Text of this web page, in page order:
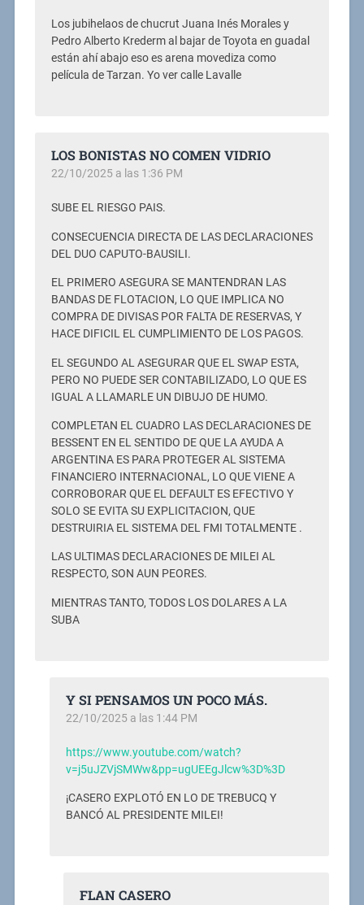
Los jubihelaos de chucrut Juana Inés Morales y
Pedro Alberto Krederm al bajar de Toyota en guadal
están ahí abajo eso es arena movediza como
película de Tarzan. Yo ver calle Lavalle
LOS BONISTAS NO COMEN VIDRIO
22/10/2025 a las 1:36 PM
SUBE EL RIESGO PAIS.
CONSECUENCIA DIRECTA DE LAS DECLARACIONES
DEL DUO CAPUTO-BAUSILI.
EL PRIMERO ASEGURA SE MANTENDRAN LAS
BANDAS DE FLOTACION, LO QUE IMPLICA NO
COMPRA DE DIVISAS POR FALTA DE RESERVAS, Y
HACE DIFICIL EL CUMPLIMIENTO DE LOS PAGOS.
EL SEGUNDO AL ASEGURAR QUE EL SWAP ESTA,
PERO NO PUEDE SER CONTABILIZADO, LO QUE ES
IGUAL A LLAMARLE UN DIBUJO DE HUMO.
COMPLETAN EL CUADRO LAS DECLARACIONES DE
BESSENT EN EL SENTIDO DE QUE LA AYUDA A
ARGENTINA ES PARA PROTEGER AL SISTEMA
FINANCIERO INTERNACIONAL, LO QUE VIENE A
CORROBORAR QUE EL DEFAULT ES EFECTIVO Y
SOLO SE EVITA SU EXPLICITACION, QUE
DESTRUIRIA EL SISTEMA DEL FMI TOTALMENTE .
LAS ULTIMAS DECLARACIONES DE MILEI AL
RESPECTO, SON AUN PEORES.
MIENTRAS TANTO, TODOS LOS DOLARES A LA
SUBA
Y SI PENSAMOS UN POCO MÁS.
22/10/2025 a las 1:44 PM
https://www.youtube.com/watch?
v=j5uJZVjSMWw&pp=ugUEEgJlcw%3D%3D
¡CASERO EXPLOTÓ EN LO DE TREBUCQ Y
BANCÓ AL PRESIDENTE MILEI!
FLAN CASERO